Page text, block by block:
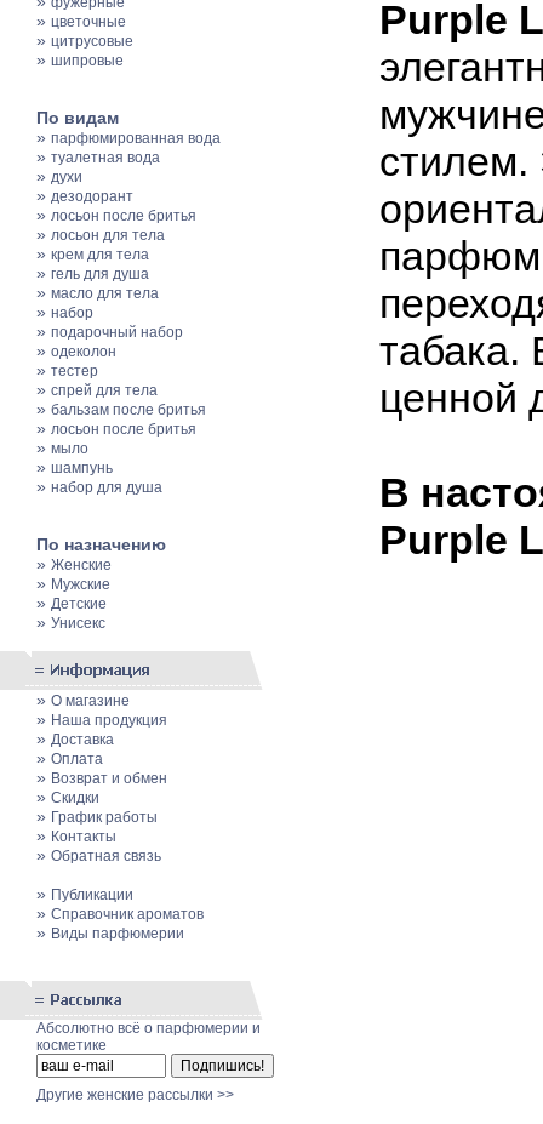
» цветочные
» цитрусовые
» шипровые
По видам
» парфюмированная вода
» туалетная вода
» духи
» дезодорант
» лосьон после бритья
» лосьон для тела
» крем для тела
» гель для душа
» масло для тела
» набор
» подарочный набор
» одеколон
» тестер
» спрей для тела
» бальзам после бритья
» лосьон после бритья
» мыло
» шампунь
» набор для душа
По назначению
» Женские
» Мужские
» Детские
» Унисекс
» О магазине
» Наша продукция
» Доставка
» Оплата
» Возврат и обмен
» Скидки
» График работы
» Контакты
» Обратная связь
» Публикации
» Cправочник ароматов
» Виды парфюмерии
Абсолютно всё о парфюмерии и
косметике
Другие женские рассылки >>
Purple
стилем.
парфюм
табака.
ценной
В
Purple